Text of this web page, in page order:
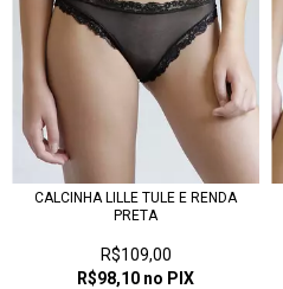
CALCINHA LILLE TULE E RENDA
PRETA
R$109,00
R$98,10 no PIX